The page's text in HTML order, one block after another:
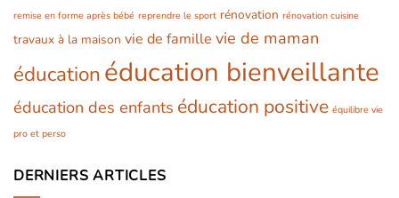
remise en forme après bébé reprendre le sport rénovation rénovation cuisine
travaux à la maison vie de famille vie de maman
éducation éducation bienveillante
éducation des enfants éducation positive équilibre vie
pro et perso
DERNIERS ARTICLES